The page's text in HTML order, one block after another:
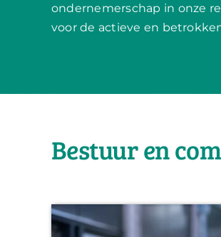
ondernemerschap in onze
voor de actieve en
Bestuur en